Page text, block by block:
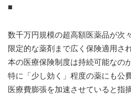
■
数千万円規模の超高額医薬品が次
限定的な薬剤まで広く保険適用さ
本の医療保険制度は持続可能なの
特に「少し効く」程度の薬にも公
医療費膨張を加速させていると指